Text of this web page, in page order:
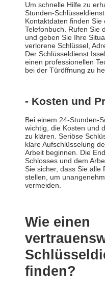
Um schnelle Hilfe zu
Stunden-
Kontaktdaten finden Sie
Telefonbuch. Rufen Sie
und geben Sie Ihre
verlorene Schlüssel,
Der Schlüsseldienst
einen professionellen
bei der Türöffnung zu
- Kosten und
Bei einem 24-Stunden-
wichtig, die Kosten und
zu klären. Seriöse
klare Aufschlüsselung
Arbeit beginnen. Die
Schlosses und dem
Sie sicher, dass Sie alle
stellen, um
vermeiden.
Wie einen
finden?